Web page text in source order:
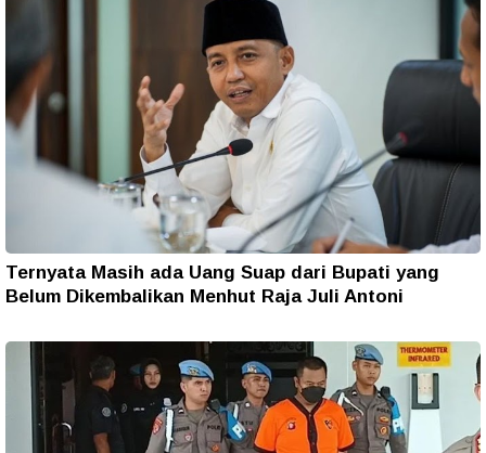
Ternyata Masih ada Uang Suap dari Bupati yang
Belum Dikembalikan Menhut Raja Juli Antoni